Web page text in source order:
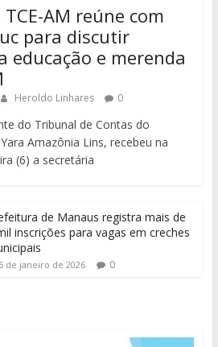
AM reúne com
para discutir
educação e merenda
Heroldo Linhares 0
do Tribunal de Contas do
Amazônia Lins, recebeu na
(6) a secretária
de Manaus registra mais de
inscrições para vagas em creches
6 de janeiro de 2026 0